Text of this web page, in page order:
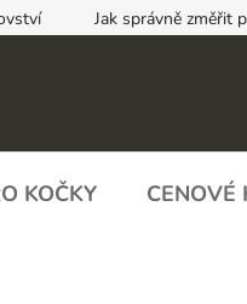
Jak správně změřit
KOČKY CENOVÉ